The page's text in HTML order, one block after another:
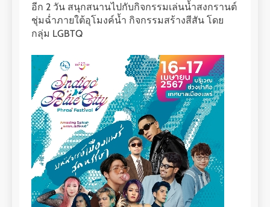
อีก 2 วัน สนุกสนานไปกับกิจกรรมเล่นน้ำสงกรานต์
ชุ่มฉ่ำภายใต้อุโมงค์น้ำ กิจกรรมสร้างสีสัน โดย
กลุ่ม LGBTQ